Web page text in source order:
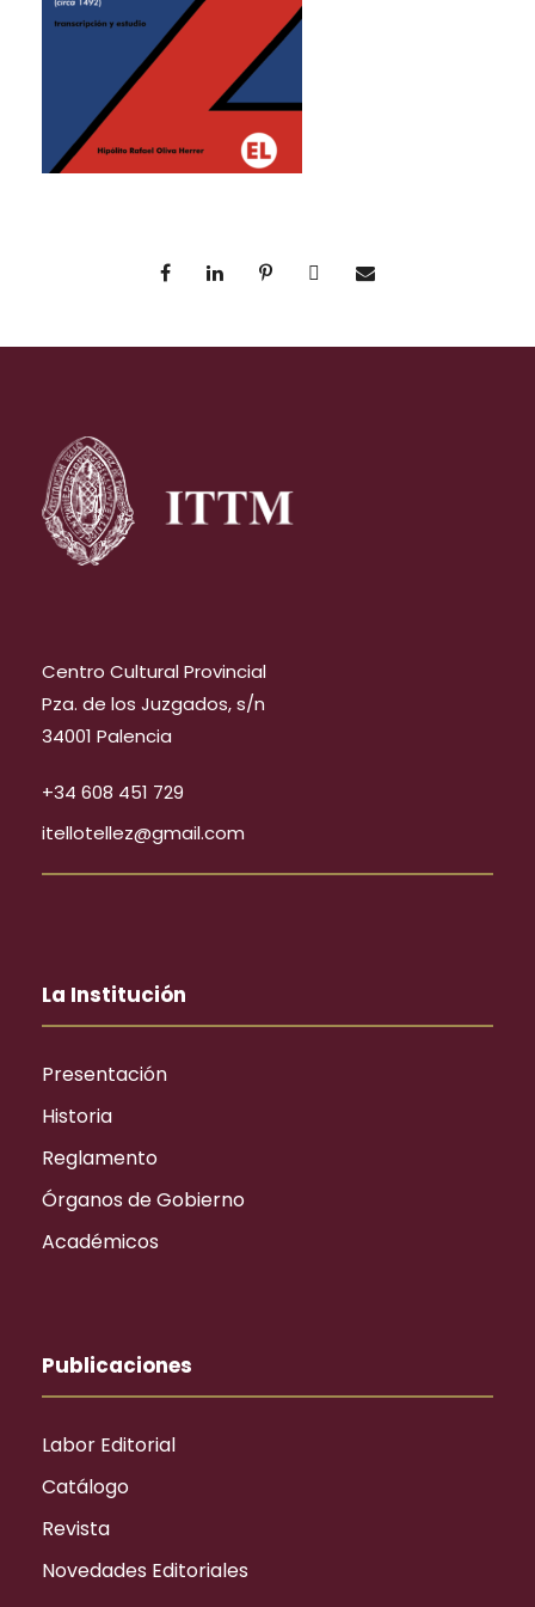
Centro Cultural Provincial
Pza. de los Juzgados, s/n
34001 Palencia
+34 608 451 729
itellotellez@gmail.com
La Institución
Presentación
Historia
Reglamento
Órganos de Gobierno
Académicos
Publicaciones
Labor Editorial
Catálogo
Revista
Novedades Editoriales